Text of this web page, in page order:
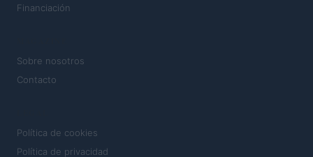
Financiación
Sobre nosotros
Contacto
Política de cookies
Política de privacidad